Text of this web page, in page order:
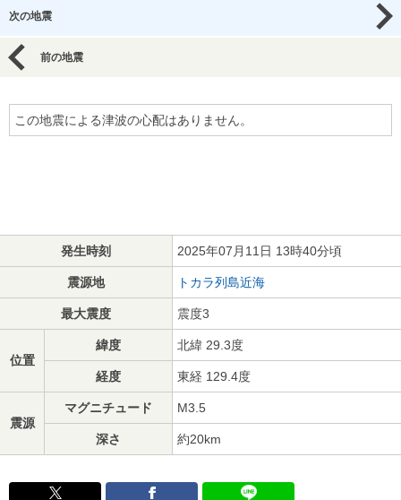
次の地震
前の地震
この地震による津波の心配はありません。
発生時刻 2025年07月11日 13時40分頃
震源地 トカラ列島近海
最大震度 震度3
位置
緯度 北緯 29.3度
経度 東経 129.4度
震源
マグニチュード M3.5
深さ 約20km